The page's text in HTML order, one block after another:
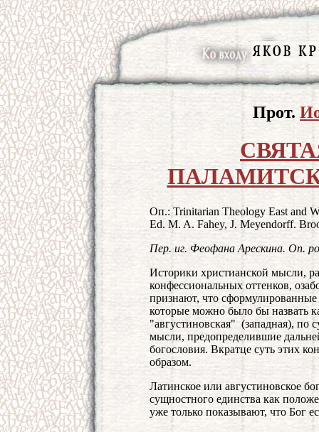
Прот.
Оп.: Trinitarian Theology East and
Ed. M. A. Fahey, J. Meyendorff.
Пер. иг. Феофана Арескина. Оп.
Историки христианской мысли,
конфессиональных оттенков,
признают, что
которые можно было бы назвать
"августиновская" (западная), по
мысли, предопределившие
богословия. Вкратце суть этих
образом.
Латинское или августиновское
сущностного единства как
уже только показывают, что Бог